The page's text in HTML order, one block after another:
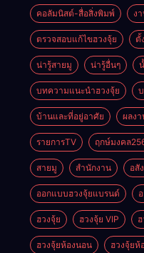
คอลัมนิสต์-สื่อสิ่งพิมพ์ ง
ตรวจสอบแก้ไขฮวงจุ้ย ตั้
น่ารู้สายมู น่ารู้อื่นๆ
บทความแนะนำฮวงจุ้ย
บ้านและที่อยู่อาศัย ผลงา
รายการTV ฤกษ์มงคล
สายมู สำนักงาน อสั
ออกแบบฮวงจุ้ยแบรนด์
ฮวงจุ้ย ฮวงจุ้ย VIP
ฮวงจุ้ยห้องนอน ฮวงจุ้ยห้